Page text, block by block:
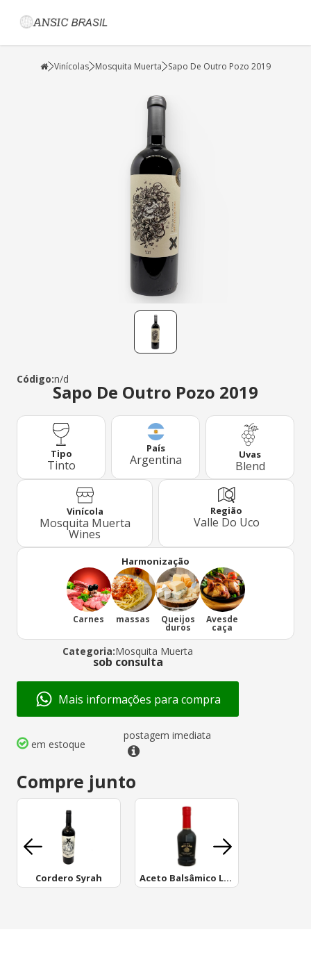
Vinícolas Mosquita Muerta Sapo De Outro Pozo 2019
Código:n/d
Sapo De Outro Pozo 2019
Tipo
Tinto
País
Argentina Uvas
Blend
Vinícola
Mosquita Muerta
Wines
Região
Valle Do Uco
Harmonização
Carnes massas Queijos
duros
Avesde
caça
Categoria:Mosquita Muerta
sob consulta
Mais informações para compra
em estoque
postagem imediata
Compre junto
Cordero Syrah Aceto Balsâmico Laur 250 Ml